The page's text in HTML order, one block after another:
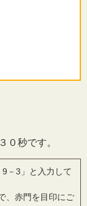
０秒です。
－3」と入力して
、赤門を目印にご